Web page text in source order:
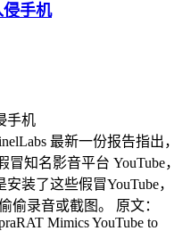
侵手机
最新一份报告指出，
知名影音平台 YouTube，
装了这些假冒YouTube，
偷录音或截图。 原文：
Mimics YouTube to